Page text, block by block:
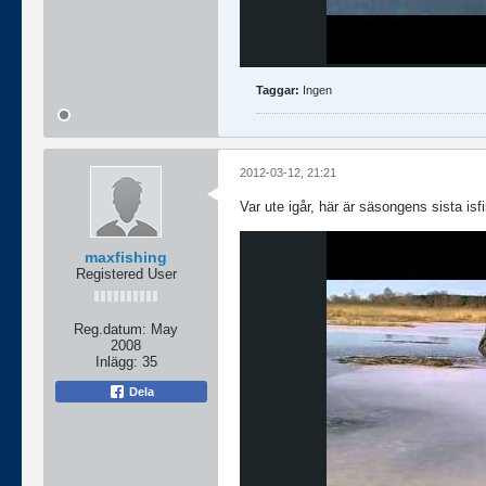
Taggar: Ingen
maxfishing
Registered User
Reg.datum: May
2008
Inlägg: 35
Dela
2012-03-12, 21:21
Var ute igår, här är säsongens sista